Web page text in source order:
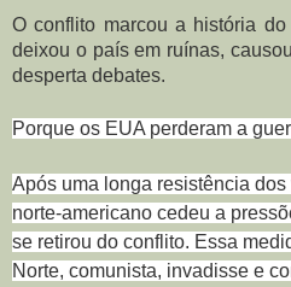
O conflito marcou a história
deixou o país em ruínas,
desperta debates.
Porque os EUA perderam a
Após uma longa resistência
norte-americano cedeu a
se retirou do conflito. Essa
Norte, comunista, invadisse e